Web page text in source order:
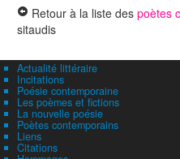
Retour à la liste des poètes
sitaudis
Actualité littéraire
Incitations
Poésie contemporaine
Les poèmes et fictions
La nouvelle poésie
Poètes contemporains
Liens
Citations